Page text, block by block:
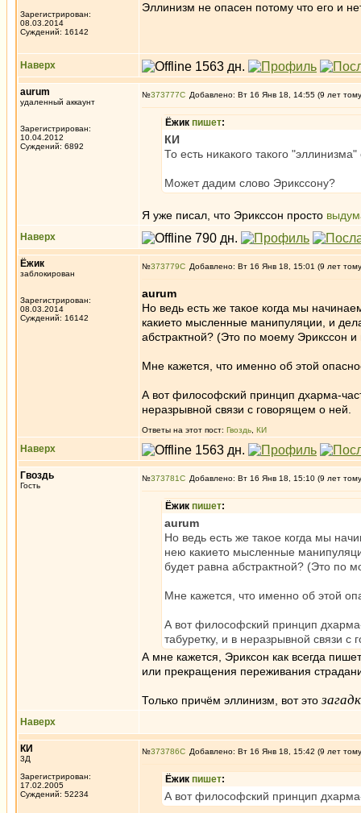
Зарегистрирован:
08.03.2014
Суждений: 16142
Эллинизм не опасен потому что его и
Наверх
aurum
удаленный аккаунт
Зарегистрирован:
10.04.2012
Суждений: 6892
№373777 Добавлено: Вт 16 Янв 18, 14:55 (9 лет
Ёжик пишет:
КИ
То есть никакого такого
Может дадим слово Эрикссону?
Я уже писал, что Эрикссон просто
Наверх
Ёжик
заблокирован
Зарегистрирован:
08.03.2014
Суждений: 16142
№373779 Добавлено: Вт 16 Янв 18, 15:01 (9 лет
aurum
Но ведь есть же такое когда мы
какието мысленные манипуляции, и
абстрактной? (Это по моему Эрикссон
Мне кажется, что именно об этой
А вот философский принцип дхарма-
неразрывной связи с говорящем о ней.
Ответы на этот пост: Гвоздь КИ
Наверх
Гвоздь
Гость
№373781 Добавлено: Вт 16 Янв 18, 15:10 (9 лет
Ёжик пишет:
aurum
Но ведь есть же такое когда мы
нею какието мысленные
будет равна абстрактной? (Это по
Мне кажется, что именно об этой
А вот философский принцип
табуретку, и в неразрывной связи с
А мне кажется, Эриксон как всегда
или прекращения переживания
Только причём эллинизм, вот это
Наверх
КИ
3Д
Зарегистрирован:
17.02.2005
Суждений: 52234
№373786 Добавлено: Вт 16 Янв 18, 15:42 (9 лет
Ёжик пишет:
А вот философский принцип